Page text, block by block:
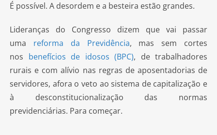
É possível. A desordem e a besteira estão grandes.
Lideranças do Congresso dizem que vai passar
uma reforma da Previdência, mas sem cortes
nos benefícios de idosos (BPC), de trabalhadores
rurais e com alívio nas regras de aposentadorias de
servidores, afora o veto ao sistema de capitalização e
à desconstitucionalização das normas
previdenciárias. Para começar.